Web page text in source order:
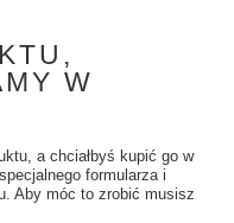
W
a chciałbyś kupić go w
formularza i
Aby móc to zrobić musisz